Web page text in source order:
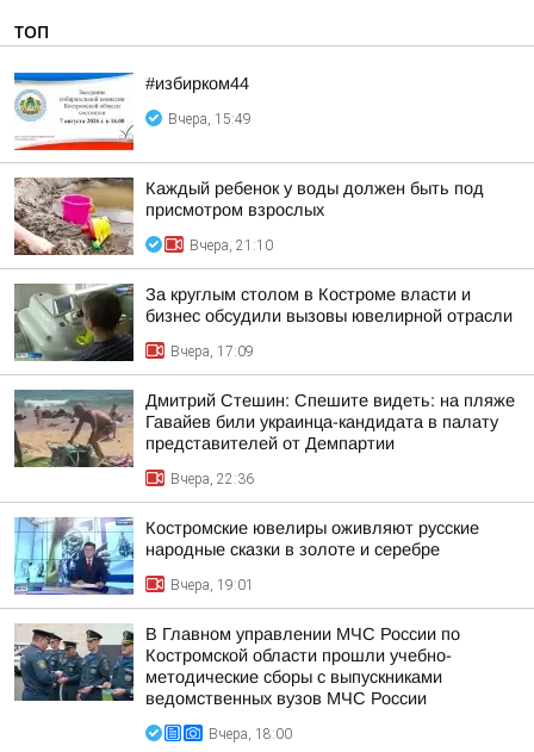
ТОП
#избирком44
Вчера, 15:49
Каждый ребенок у воды должен быть под
присмотром взрослых
Вчера, 21:10
За круглым столом в Костроме власти и
бизнес обсудили вызовы ювелирной отрасли
Вчера, 17:09
Дмитрий Стешин: Спешите видеть: на пляже
Гавайев били украинца-кандидата в палату
представителей от Демпартии
Вчера, 22:36
Костромские ювелиры оживляют русские
народные сказки в золоте и серебре
Вчера, 19:01
В Главном управлении МЧС России по
Костромской области прошли учебно-
методические сборы с выпускниками
ведомственных вузов МЧС России
Вчера, 18:00